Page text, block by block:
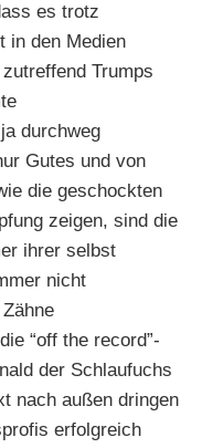
es trotz
in den Medien
Trumps
durchweg
Gutes und von
die geschockten
zeigen, sind die
ihrer selbst
nicht
“off the record”-
der Schlaufuchs
nach außen dringen
erfolgreich